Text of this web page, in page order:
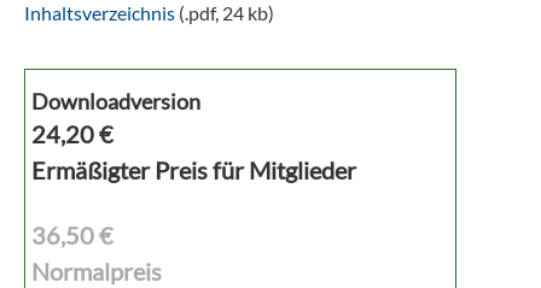
Inhaltsverzeichnis (.pdf, 24 kb)
Downloadversion
24,20€
Ermäßigter Preis für Mitglieder
36,50 €
Normalpreis